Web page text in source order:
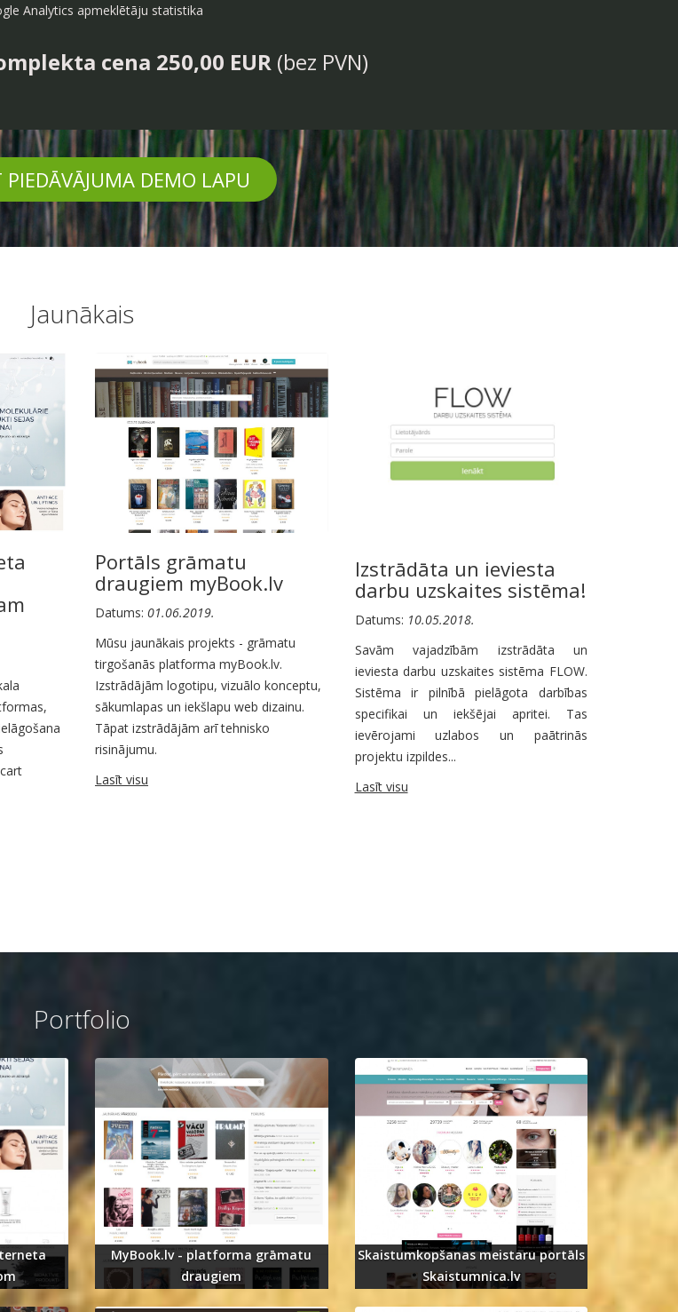
Analytics apmeklētāju statistika
cena 250,00 EUR(bez PVN)
PIEDĀVĀJUMA DEMO LAPU
Jaunākais
Portāls grāmatu
draugiem myBook.lv
Datums: 01.06.2019.
Mūsu jaunākais projekts - grāmatu
tirgošanās platforma myBook.lv.
Izstrādājām logotipu, vizuālo konceptu,
sākumlapas un iekšlapu web dizainu.
Tāpat izstrādājām arī tehnisko
risinājumu.
Lasīt visu
Izstrādāta un ieviesta
darbu uzskaites sistēma!
Datums: 10.05.2018.
Savām vajadzībām izstrādāta un
ieviesta darbu uzskaites sistēma FLOW.
Sistēma ir pilnībā pielāgota darbības
specifikai un iekšējai apritei. Tas
ievērojami uzlabos un paātrinās
projektu izpildes...
Lasīt visu
Portfolio
MyBook.lv - platforma grāmatu
draugiem
Skaistumkopšanas meistaru portāls
Skaistumnica.lv